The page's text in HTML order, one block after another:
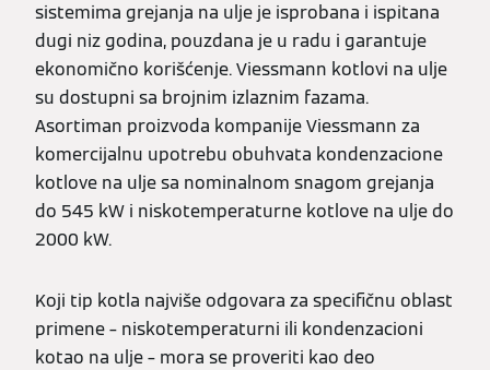
sistemima grejanja na ulje je isprobana i ispitana
dugi niz godina, pouzdana je u radu i garantuje
ekonomično korišćenje. Viessmann kotlovi na ulje
su dostupni sa brojnim izlaznim fazama.
Asortiman proizvoda kompanije Viessmann za
komercijalnu upotrebu obuhvata kondenzacione
kotlove na ulje sa nominalnom snagom grejanja
do 545 kW i niskotemperaturne kotlove na ulje do
2000 kW.
Koji tip kotla najviše odgovara za specifičnu oblast
primene – niskotemperaturni ili kondenzacioni
kotao na ulje – mora se proveriti kao deo